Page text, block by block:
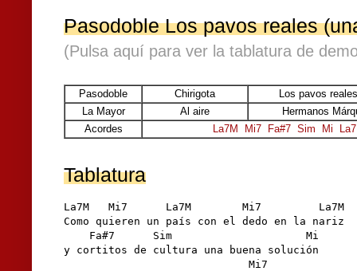
Pasodoble Los pavos reales
(Pulsa aquí para ver la tablatura de
Pasodoble Chirigota
Los pavos
La Mayor
Al aire
Hermanos
Acordes
La7M Mi7 Fa#7 Sim Mi La7
Tablatura
La7M   Mi7      La7M        Mi7         La7M
Como quieren un país con el dedo en la nariz
    Fa#7      Sim                     Mi
y cortitos de cultura una buena solución
Mi7